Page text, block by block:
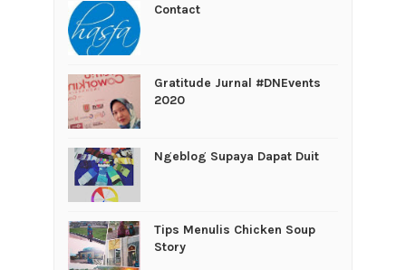
Contact
Gratitude Jurnal #DNEvents
2020
Ngeblog Supaya Dapat Duit
Tips Menulis Chicken Soup
Story